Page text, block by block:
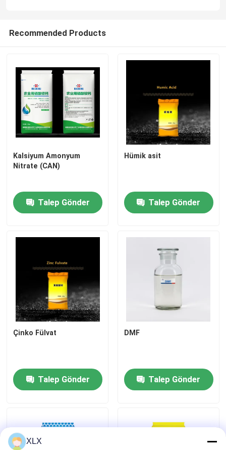
Kalite kontrol
Bize Ulaşın
Haberler
Kompoze Gübre
Kalsiyum Amonyum Nitrat (CAN)
Biyo-Metanol
POM Plastikleri
Recommended Products
Kalsiyum Amonyum
Nitrate (CAN)
Talep Gönder
Hümik asit
Talep Gönder
Çinko Fülvat
Talep Gönder
DMF
Talep Gönder
XLX